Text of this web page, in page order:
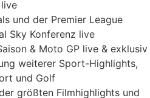
und der Premier League
Sky Konferenz live
& Moto GP live & exklusiv
weiterer Sport-Highlights,
und Golf
größten Filmhighlights und